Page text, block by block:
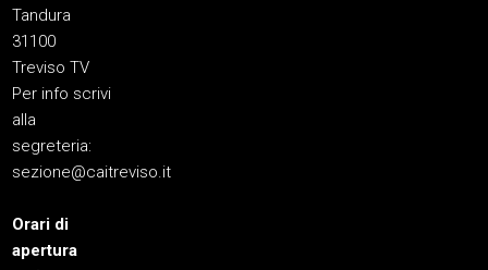
Tandura
31100
Treviso TV
Per info scrivi
alla
segreteria:
sezione@caitreviso.it
Orari di
apertura